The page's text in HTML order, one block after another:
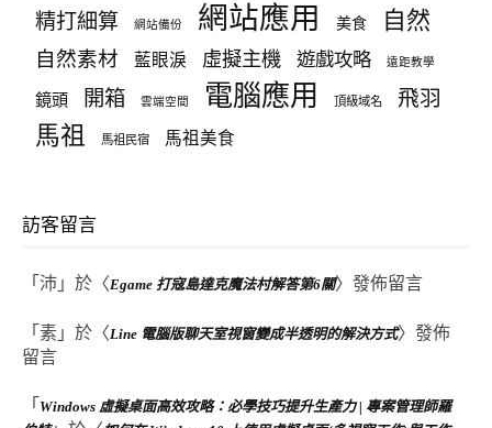
精打細算 網站備份 網站應用 美食 自然
自然素材 藍眼淚 虛擬主機 遊戲攻略 遠距教學
鏡頭 開箱 雲端空間 電腦應用 頂級域名 飛羽
馬祖 馬祖民宿 馬祖美食
訪客留言
「 沛 」於〈Egame 打寇島達克魔法村解答第6關〉發佈留言
「 素 」於〈Line 電腦版聊天室視窗變成半透明的解決方式〉發佈
留言
「 Windows 虛擬桌面高效攻略：必學技巧提升生產力 | 專案管理師羅